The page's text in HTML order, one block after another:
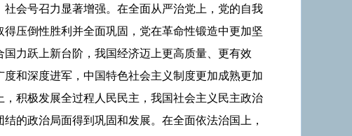
会号召力显著增强。在全面从严治党上，党的自我
压倒性胜利并全面巩固，党在革命性锻造中更加坚
力跃上新台阶，我国经济迈上更高质量、更有效
和深度进军，中国特色社会主义制度更加成熟更加
积极发展全过程人民民主，我国社会主义民主政治
的政治局面得到巩固和发展。在全面依法治国上，